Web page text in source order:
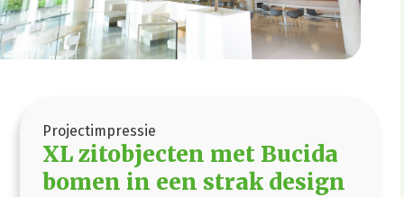
Projectimpressie
XL zitobjecten met Bucida
bomen in een strak design